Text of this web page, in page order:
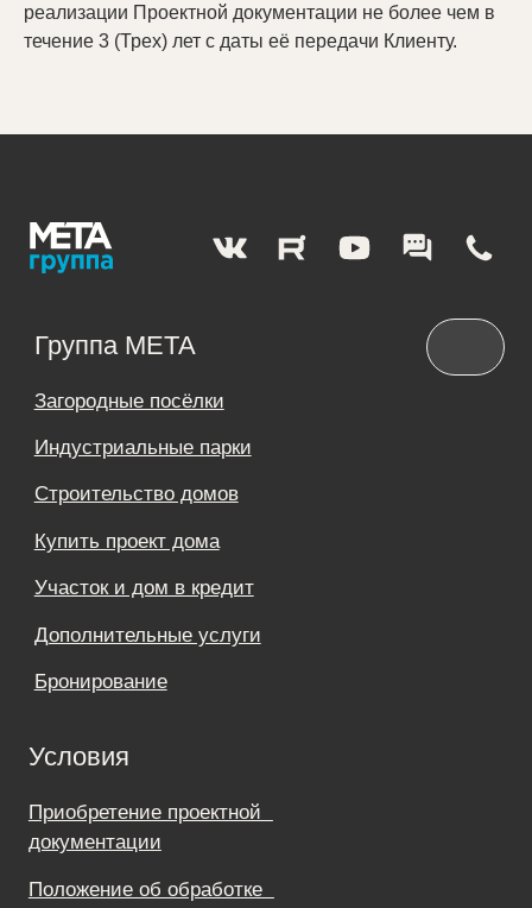
реализации Проектной документации не более чем в
течение 3 (Трех) лет с даты её передачи Клиенту.